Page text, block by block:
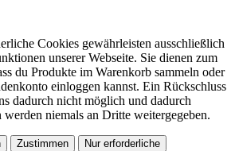
Cookies gewährleisten ausschließlich
unserer Webseite. Sie dienen zum
du Produkte im Warenkorb sammeln oder
einloggen kannst. Ein Rückschluss
dadurch nicht möglich und dadurch
werden niemals an Dritte weitergegeben.
Zustimmen Nur erforderliche